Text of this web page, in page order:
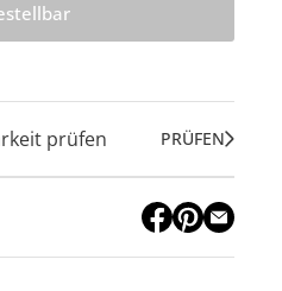
prüfen PRÜFEN